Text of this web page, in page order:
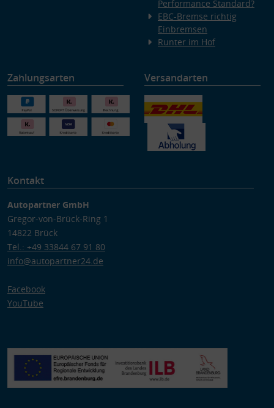
Performance Standard?
EBC-Bremse richtig
Einbremsen
Runter im Hof
Zahlungsarten Versandarten
Kontakt
Autopartner GmbH
Gregor-von-Brück-Ring 1
14822 Brück
Tel.: +49 33844 67 91 80
info@autopartner24.de
Facebook
YouTube